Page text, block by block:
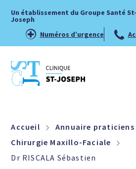
Un établissement du Groupe Santé St-
Joseph
Numéros d’urgence
Accueil
Annuaire praticiens
Chirurgie Maxillo-Faciale
Dr RISCALA Sébastien